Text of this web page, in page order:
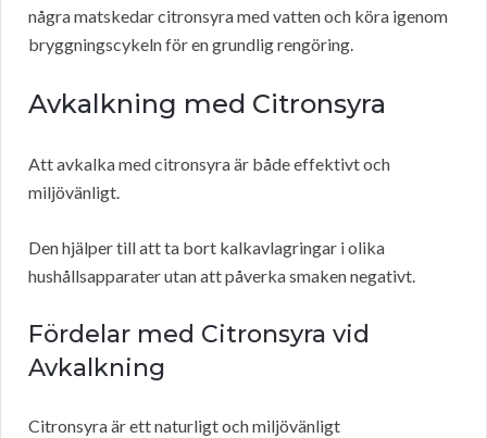
några matskedar citronsyra med vatten och köra igenom
bryggningscykeln för en grundlig rengöring.
Avkalkning med Citronsyra
Att avkalka med citronsyra är både effektivt och
miljövänligt.
Den hjälper till att ta bort kalkavlagringar i olika
hushållsapparater utan att påverka smaken negativt.
Fördelar med Citronsyra vid
Avkalkning
Citronsyra är ett naturligt och miljövänligt